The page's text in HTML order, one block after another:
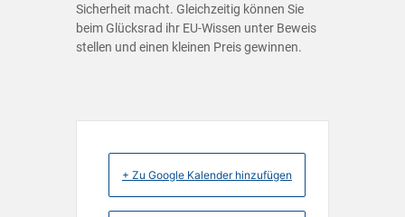
Sicherheit macht. Gleichzeitig können Sie
beim Glücksrad ihr EU-Wissen unter Beweis
stellen und einen kleinen Preis gewinnen.
+ Zu Google Kalender hinzufügen